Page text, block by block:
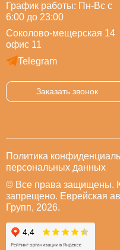
График работы: Пн-Вс с
6:00 до 23:00
Соколово-мещерская 14
офис 11
Telegram
Заказать звонок
Политика
персональных данных
© Все права защищены.
запрещено. Еврейская
Групп, 2026.